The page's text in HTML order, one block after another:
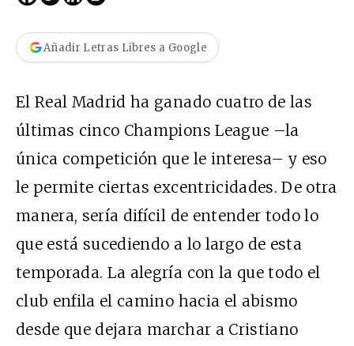
Añadir Letras Libres a Google
El Real Madrid ha ganado cuatro de las
últimas cinco Champions League –la
única competición que le interesa– y eso
le permite ciertas excentricidades. De otra
manera, sería difícil de entender todo lo
que está sucediendo a lo largo de esta
temporada. La alegría con la que todo el
club enfila el camino hacia el abismo
desde que dejara marchar a Cristiano